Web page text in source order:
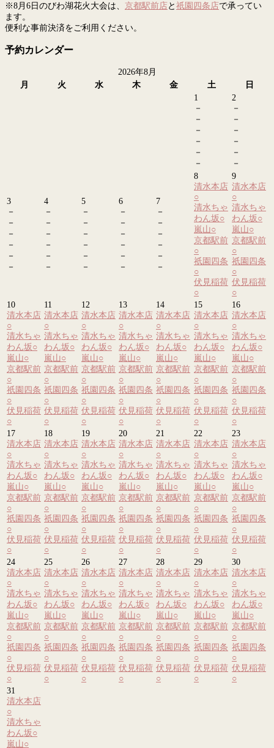
※8月6日のびわ湖花火大会は、 京都駅前店 と 祇園四条店で承ってい
ます。
便利な事前決済をご利用ください。
予約カレンダー
2026年8月
月
火 水 木 金 土
日
1
－
－
－
－
－
－
2
－
－
－
－
－
－
3
－
－
－
－
－
－
4
－
－
－
－
－
－
5
－
－
－
－
－
－
6
－
－
－
－
－
－
7
－
－
－
－
－
－
8
清水本店
○
清水ちゃ
わん坂○
嵐山○
京都駅前
○
祇園四条
○
伏見稲荷
○
9
清水本店
○
清水ちゃ
わん坂○
嵐山○
京都駅前
○
祇園四条
○
伏見稲荷
○
10
清水本店
○
清水ちゃ
わん坂○
嵐山○
京都駅前
○
祇園四条
○
伏見稲荷
○
11
清水本店
○
清水ちゃ
わん坂○
嵐山○
京都駅前
○
祇園四条
○
伏見稲荷
○
12
清水本店
○
清水ちゃ
わん坂○
嵐山○
京都駅前
○
祇園四条
○
伏見稲荷
○
13
清水本店
○
清水ちゃ
わん坂○
嵐山○
京都駅前
○
祇園四条
○
伏見稲荷
○
14
清水本店
○
清水ちゃ
わん坂○
嵐山○
京都駅前
○
祇園四条
○
伏見稲荷
○
15
清水本店
○
清水ちゃ
わん坂○
嵐山○
京都駅前
○
祇園四条
○
伏見稲荷
○
16
清水本店
○
清水ちゃ
わん坂○
嵐山○
京都駅前
○
祇園四条
○
伏見稲荷
○
17
清水本店
○
清水ちゃ
わん坂○
嵐山○
京都駅前
○
祇園四条
○
伏見稲荷
○
18
清水本店
○
清水ちゃ
わん坂○
嵐山○
京都駅前
○
祇園四条
○
伏見稲荷
○
19
清水本店
○
清水ちゃ
わん坂○
嵐山○
京都駅前
○
祇園四条
○
伏見稲荷
○
20
清水本店
○
清水ちゃ
わん坂○
嵐山○
京都駅前
○
祇園四条
○
伏見稲荷
○
21
清水本店
○
清水ちゃ
わん坂○
嵐山○
京都駅前
○
祇園四条
○
伏見稲荷
○
22
清水本店
○
清水ちゃ
わん坂○
嵐山○
京都駅前
○
祇園四条
○
伏見稲荷
○
23
清水本店
○
清水ちゃ
わん坂○
嵐山○
京都駅前
○
祇園四条
○
伏見稲荷
○
24
清水本店
○
清水ちゃ
わん坂○
嵐山○
京都駅前
○
祇園四条
○
伏見稲荷
○
25
清水本店
○
清水ちゃ
わん坂○
嵐山○
京都駅前
○
祇園四条
○
伏見稲荷
○
26
清水本店
○
清水ちゃ
わん坂○
嵐山○
京都駅前
○
祇園四条
○
伏見稲荷
○
27
清水本店
○
清水ちゃ
わん坂○
嵐山○
京都駅前
○
祇園四条
○
伏見稲荷
○
28
清水本店
○
清水ちゃ
わん坂○
嵐山○
京都駅前
○
祇園四条
○
伏見稲荷
○
29
清水本店
○
清水ちゃ
わん坂○
嵐山○
京都駅前
○
祇園四条
○
伏見稲荷
○
30
清水本店
○
清水ちゃ
わん坂○
嵐山○
京都駅前
○
祇園四条
○
伏見稲荷
○
31
清水本店
○
清水ちゃ
わん坂○
嵐山○